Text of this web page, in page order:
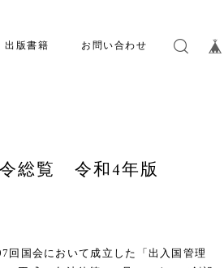
出版書籍 お問い合わせ
総覧 令和4年版
回国会において成立した「出入国管理